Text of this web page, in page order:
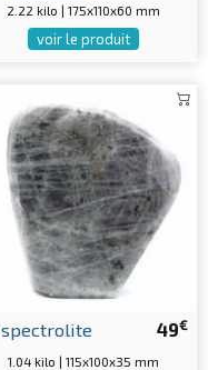
2.22 kilo | 175x110x60 mm
voir le produit
49€
spectrolite
1.04 kilo | 115x100x35 mm